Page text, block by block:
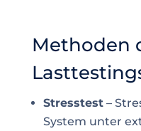
Methoden
Stresstest–
System unter